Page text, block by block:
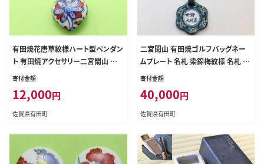
有田焼花唐草紋様ハート型ペンダン
ト 有田焼アクセサリー二宮閑山 おし
ゃれ アクセサリー 磁器 bx021
寄付金額
12,000円
佐賀県有田町
二宮閑山 有田焼ゴルフバッグネー
ムプレート 名札 染錦梅紋様 名札 名
入れ ネーム 名札 bx033
寄付金額
40,000円
佐賀県有田町